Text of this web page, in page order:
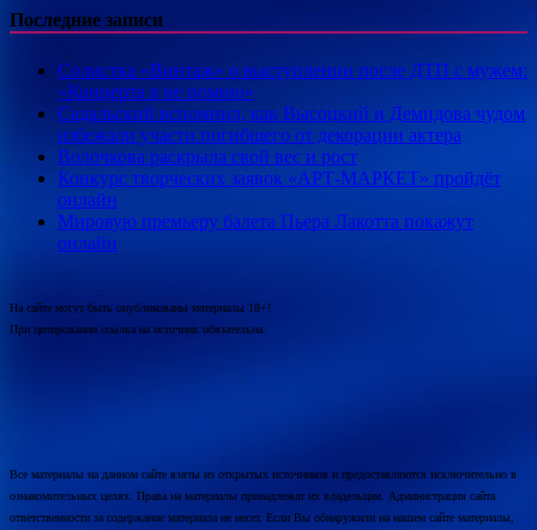
Последние записи
Солистка «Винтаж» о выступлении после ДТП с мужем:
«Концерта я не помню»
Садальский вспомнил, как Высоцкий и Демидова чудом
избежали участи погибшего от декорации актера
Волочкова раскрыла свой вес и рост
Конкурс творческих заявок «АРТ-МАРКЕТ» пройдёт
онлайн
Мировую премьеру балета Пьера Лакотта покажут
онлайн
На сайте могут быть опубликованы материалы 18+!
При цитировании ссылка на источник обязательна.
Все материалы на данном сайте взяты из открытых источников и предоставляются исключительно в
ознакомительных целях. Права на материалы принадлежат их владельцам. Администрация сайта
ответственности за содержание материала не несет. Если Вы обнаружили на нашем сайте материалы,